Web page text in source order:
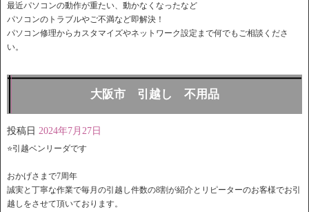
最近パソコンの動作が重たい、動かなくなったなど
パソコンのトラブルやご不満など即解決！
パソコン修理からカスタマイズやネットワーク設定まで何でもご相談くださ
い。
大阪市 引越し 不用品
投稿日 2024年7月27日
⭐️引越ベンリーダです
おかげさまで7周年
誠実と丁寧な作業で毎月の引越し件数の8割が紹介とリピーターのお客様でお引
越しをさせて頂いております。